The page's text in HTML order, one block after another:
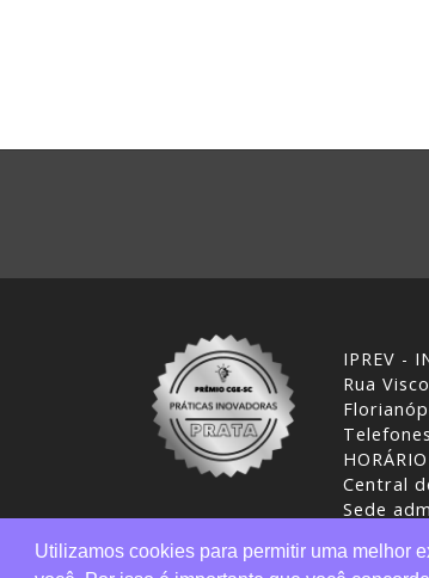
IPREV -
Rua
Central
Sede
Utilizamos cookies para permitir uma melhor